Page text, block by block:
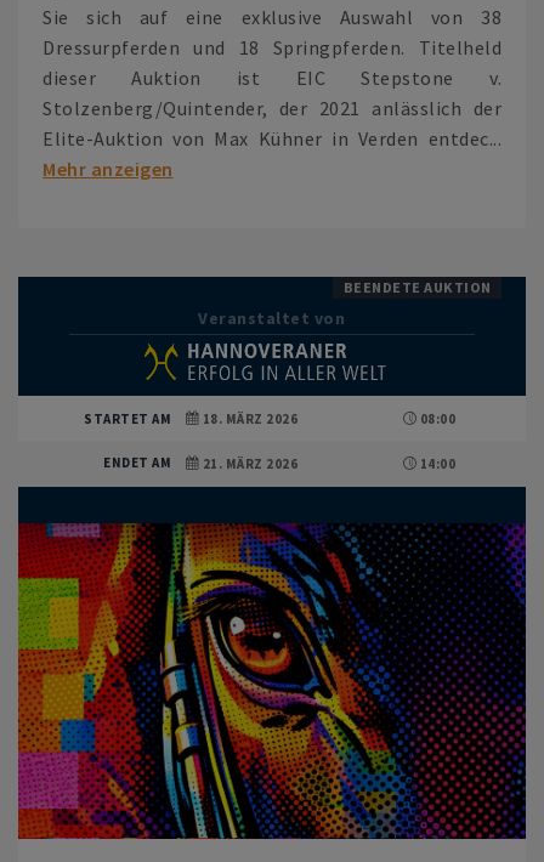
Sie sich auf eine exklusive Auswahl von 38
Dressurpferden und 18 Springpferden. Titelheld
dieser Auktion ist EIC Stepstone v.
Stolzenberg/Quintender, der 2021 anlässlich der
Elite-Auktion von Max Kühner in Verden entdec...
Mehr anzeigen
BEENDETE AUKTION
Veranstaltet von
STARTET AM 18. MÄRZ 2026 08:00
ENDET AM 21. MÄRZ 2026 14:00